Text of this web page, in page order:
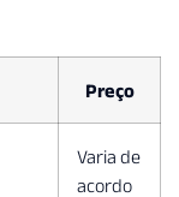
Preço
Varia de
acordo